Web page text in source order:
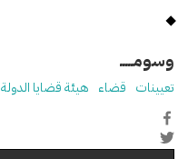
وسومـــــ
تعيينات قضاء هيئة قضايا الدولة